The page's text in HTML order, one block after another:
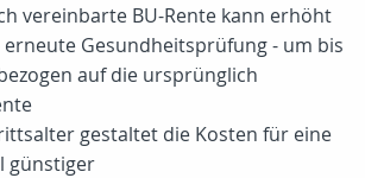
vereinbarte BU-Rente kann erhöht
Gesundheitsprüfung - um bis
auf die ursprünglich
gestaltet die Kosten für eine
günstiger